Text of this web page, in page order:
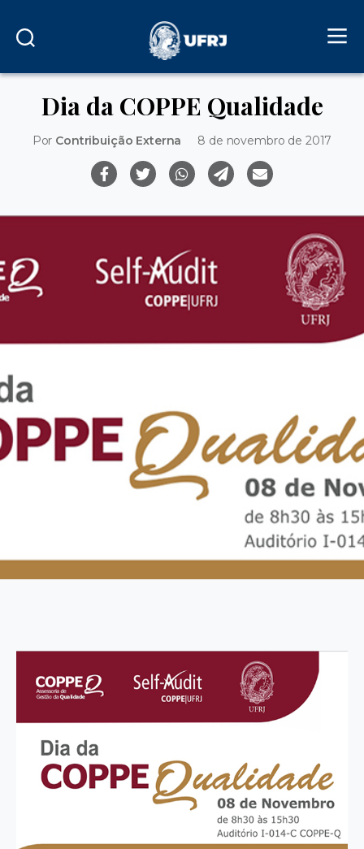
Dia da COPPE Qualidade
Por Contribuição Externa 8 de novembro de 2017